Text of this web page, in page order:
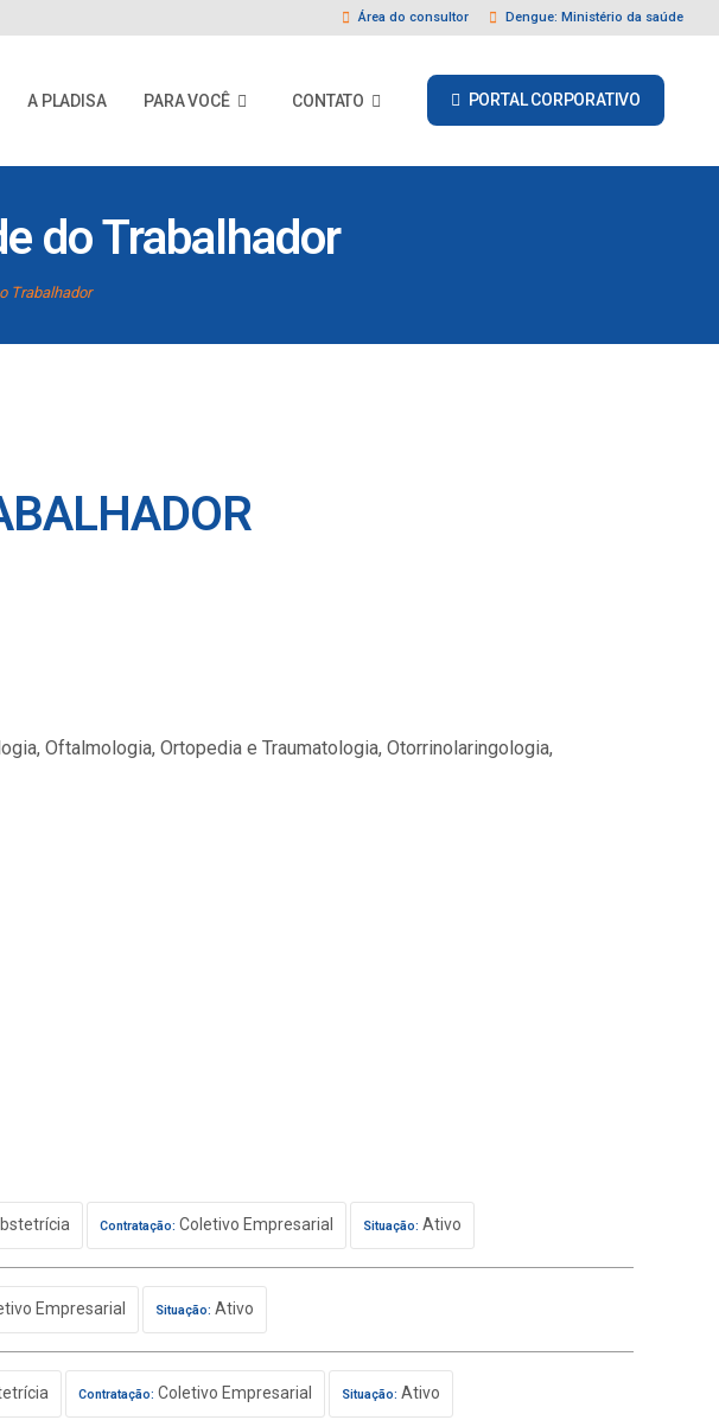
Área do consultor Dengue: Ministério da saúde
A PLADISA PARA VOCÊ CONTATO PORTAL CORPORATIVO
do Trabalhador
Trabalhador
Oftalmologia, Ortopedia e Traumatologia, Otorrinolaringologia,
Contratação: Coletivo Empresarial Situação: Ativo
Empresarial Situação: Ativo
Contratação: Coletivo Empresarial Situação: Ativo